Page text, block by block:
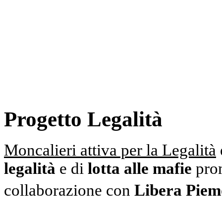
Progetto Legalità
Moncalieri attiva per la Legalità
legalità e di lotta alle mafie
collaborazione con Libera